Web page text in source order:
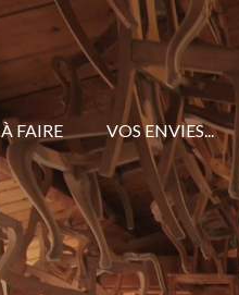
FAIRE
VOS ENVIES...